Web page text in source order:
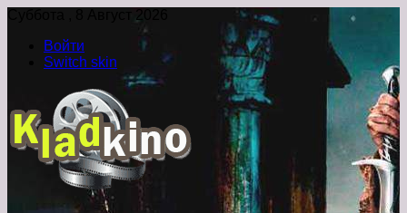
Суббота , 8 Август 2026
Войти
Switch skin